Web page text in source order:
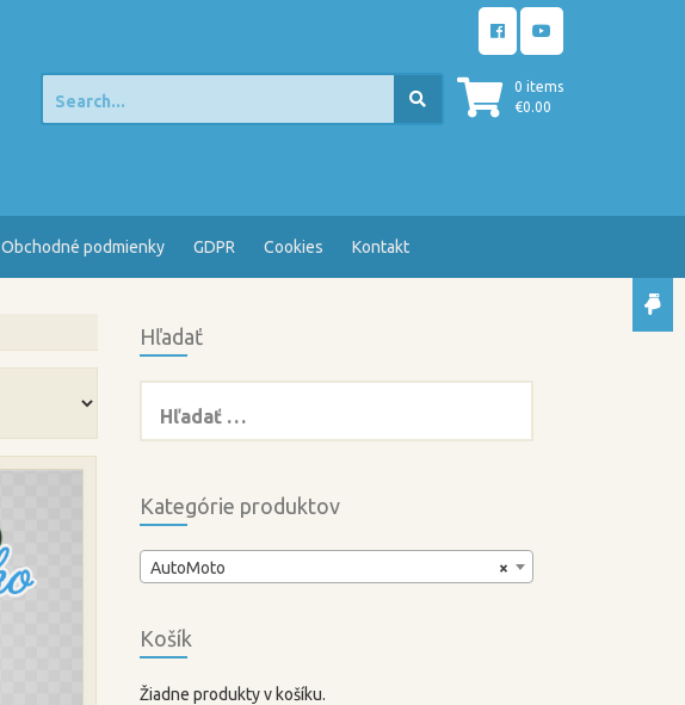
0 items
€0.00
for:
Obchodné podmienky GDPR Cookies Kontakt
Hľadať
Kategórie produktov
×
AutoMoto
Košík
Žiadne produkty v košíku.